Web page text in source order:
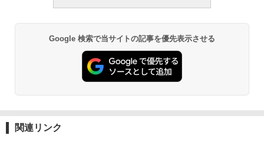
Google 検索で当サイトの記事を優先表示させる
関連リンク